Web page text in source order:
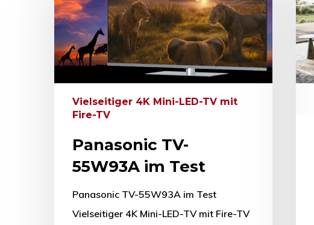
Drücken Sie Enter zum Suchen oder ESC zum Schließen.
Vielseitiger 4K Mini-LED-TV mit
Fire-TV
Panasonic TV-
55W93A im Test
Panasonic TV-55W93A im Test
Vielseitiger 4K Mini-LED-TV mit Fire-TV